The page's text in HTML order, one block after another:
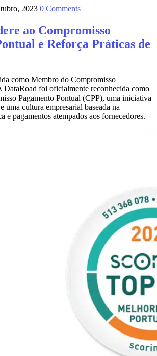
2023 0 Comments
ao Compromisso
e Reforça Práticas de
como Membro do Compromisso
DataRoad foi oficialmente reconhecida como
Pagamento Pontual (CPP), uma iniciativa
uma cultura empresarial baseada na
e pagamentos atempados aos fornecedores.